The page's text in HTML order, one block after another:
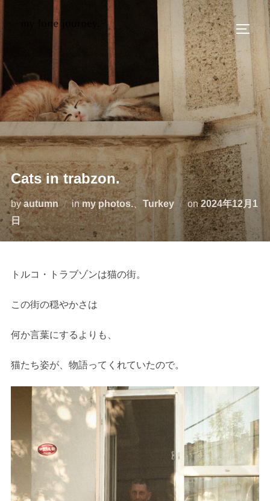
ツ
へ
ス
ッ
プ
サイ
Cats in trabzon.
byautumn inmy photos.、Turkey on投
稿
日:
2024年12月1
日
トルコ・トラブゾンは猫の街。
この街の穏やかさは
何か言葉にするよりも、
猫たち姿が、物語ってくれていたので。